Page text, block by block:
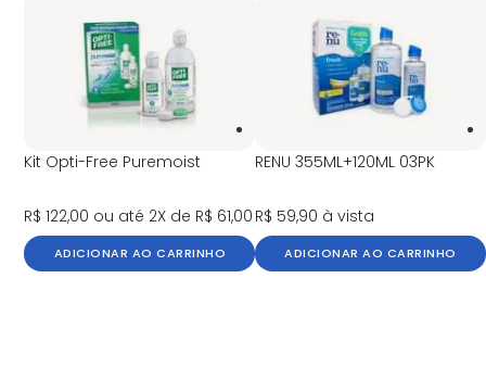
Kit Opti-Free Puremoist
R$ 122,00 ou até 2X de R$ 61,00
ADICIONAR AO CARRINHO
RENU 355ML+120ML 03PK
R$ 59,90 à vista
ADICIONAR AO CARRINHO